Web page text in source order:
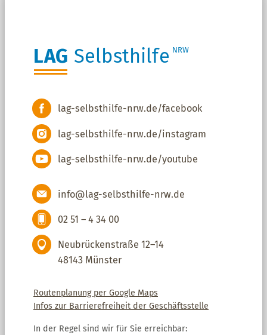
LAG Selbsthilfe NRW
lag-selbsthilfe-nrw.de/facebook
lag-selbsthilfe-nrw.de/instagram
lag-selbsthilfe-nrw.de/youtube
info@lag-selbsthilfe-nrw.de
02 51 – 4 34 00
Neubrückenstraße 12–14
48143 Münster
Routenplanung per Google Maps
Infos zur Barrierefreiheit der Geschäftsstelle
In der Regel sind wir für Sie erreichbar: